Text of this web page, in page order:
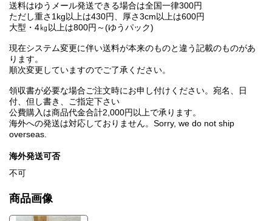
送料はゆうメール発送できる場合は全国一律300円
ただし重さ1kg以上は430円、厚さ3cm以上は600円
大型・4㎏以上は800円～(ゆうパック)
現在システム変更に伴い送料が本来のものと違う記載のものがあ
ります。
順次変更していますのでご了承ください。
領収書が必要な場合ご注文時にお申し付けください。宛名、日
付、但し書き、ご指定下さい
公費購入は商品代金合計2,000円以上で承ります。
海外への発送は対応しておりません。Sorry, we do not ship
overseas.
海外発送可否
不可
商品画像